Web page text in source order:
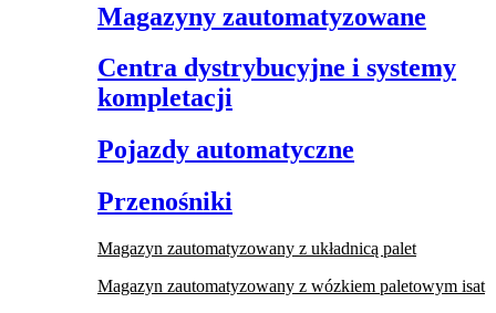
Magazyny zautomatyzowane
Centra dystrybucyjne i systemy
kompletacji
Pojazdy automatyczne
Przenośniki
Magazyn zautomatyzowany z układnicą palet
Magazyn zautomatyzowany z wózkiem paletowym isat